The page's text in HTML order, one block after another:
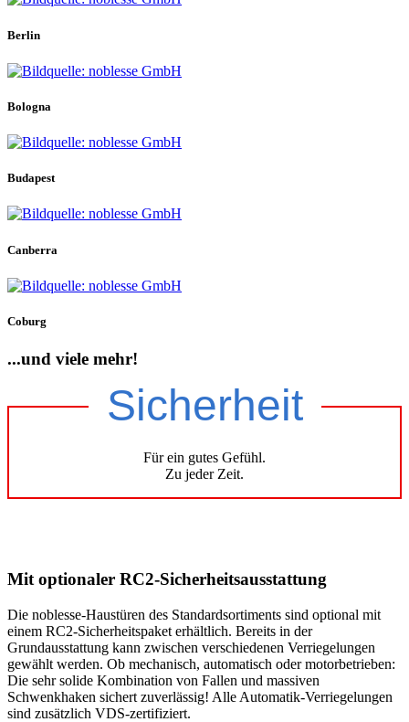
Berlin
Bologna
Budapest
Canberra
Coburg
...und viele mehr!
Sicherheit
Für ein gutes Gefühl.
Zu jeder Zeit.
Mit optionaler RC2-Sicherheitsausstattung
Die noblesse-Haustüren des Standardsortiments sind optional mit
einem RC2-Sicherheitspaket erhältlich. Bereits in der
Grundausstattung kann zwischen verschiedenen Verriegelungen
gewählt werden. Ob mechanisch, automatisch oder motorbetrieben:
Die sehr solide Kombination von Fallen und massiven
Schwenkhaken sichert zuverlässig! Alle Automatik-Verriegelungen
sind zusätzlich VDS-zertifiziert.